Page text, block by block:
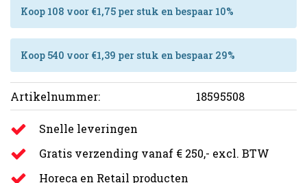
Koop 108 voor €1,75 per stuk en bespaar 10%
Koop 540 voor €1,39 per stuk en bespaar 29%
Artikelnummer: 18595508
Snelle leveringen
Gratis verzending vanaf € 250,- excl. BTW
Horeca en Retail producten